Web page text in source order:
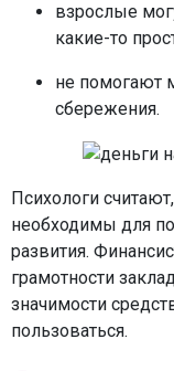
взрослые
какие-то
не помогают
сбережения.
Психологи
необходимы для
развития.
грамотности
значимости
пользоваться.